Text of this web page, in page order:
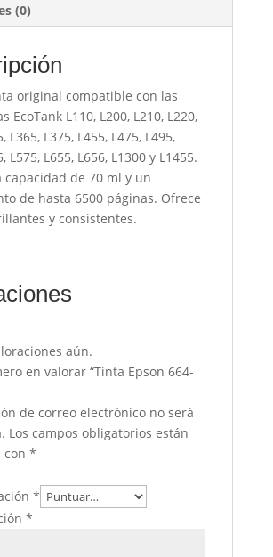
(0)
original compatible con las
EcoTank L110, L200, L210, L220,
L365, L375, L455, L475, L495,
L575, L655, L656, L1300 y L1455.
capacidad de 70 ml y un
de hasta 6500 páginas. Ofrece
y consistentes.
aún.
en valorar “Tinta Epson 664-
de correo electrónico no será
Los campos obligatorios están
con *
*
*